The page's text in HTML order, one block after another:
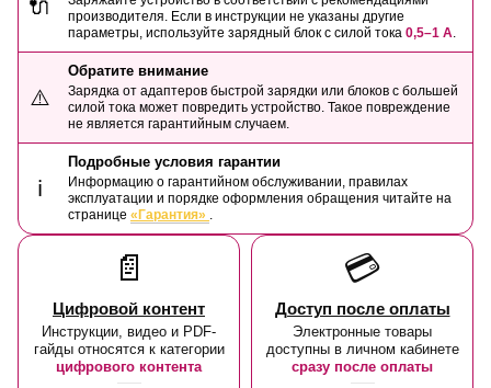
🔌
производителя. Если в инструкции не указаны другие
параметры, используйте зарядный блок с силой тока 0,5–1 А.
⚠️
Обратите внимание
Зарядка от адаптеров быстрой зарядки или блоков с большей
силой тока может повредить устройство. Такое повреждение
не является гарантийным случаем.
ℹ️
Подробные условия гарантии
Информацию о гарантийном обслуживании, правилах
эксплуатации и порядке оформления обращения читайте на
странице «Гарантия» .
📄
Цифровой контент
Инструкции, видео и PDF-
гайды относятся к категории
цифрового контента
💳
Доступ после оплаты
Электронные товары
доступны в личном кабинете
сразу после оплаты